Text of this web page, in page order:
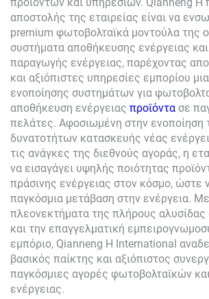
αποστολής της εταιρείας είναι να
premium φωτοβολταϊκά μοντούλα της
συστήματα αποθήκευσης ενέργειας
παραγωγής ενέργειας, παρέχοντας
και αξιόπιστες υπηρεσίες εμπορίου
ενοποίησης συστημάτων για
αποθήκευση ενέργειας προϊόντα σε
πελάτες. Αφοσιωμένη στην
δυνατοτήτων κατασκευής νέας
τις ανάγκες της διεθνούς αγοράς, η
να εισαγάγει υψηλής ποιότητας
πράσινης ενέργειας στον κόσμο, ώστε
παγκόσμια μετάβαση στην ενέργεια.
πλεονεκτήματα της πλήρους αλυσίδας
και την επαγγελματική
εμπόριο, Qianneng Η International
βασικός παίκτης και αξιόπιστος
παγκόσμιες αγορές φωτοβολταϊκών
ενέργειας.